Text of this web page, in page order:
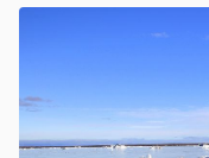
aumento das
Amazônica,
atmosfera
estufa se torna
velocidade do